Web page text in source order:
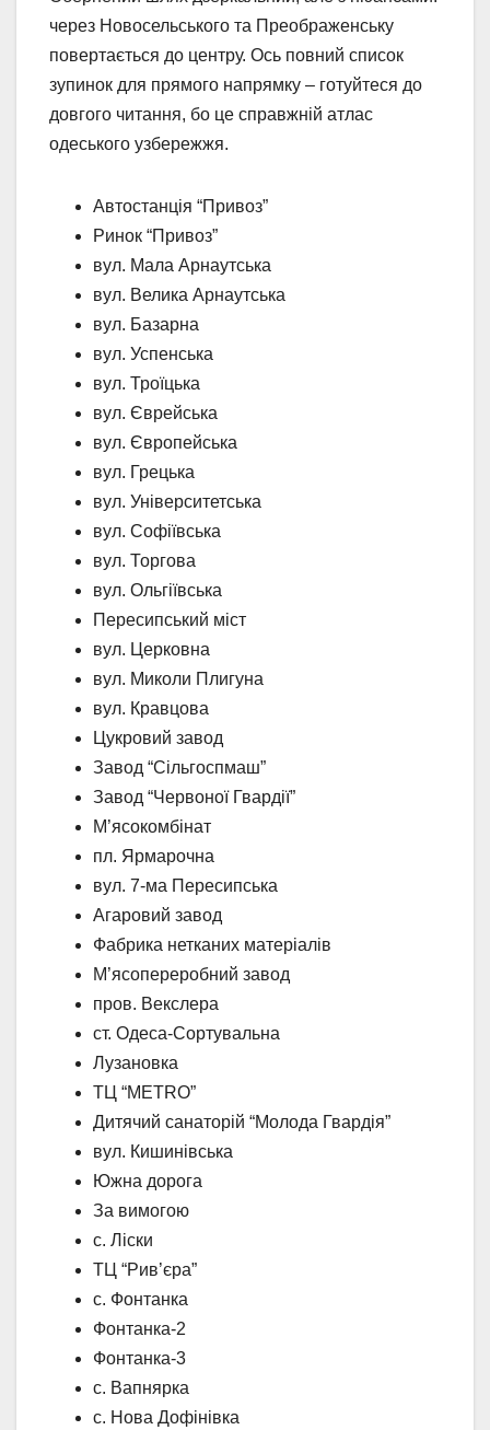
через Новосельського та Преображенську
повертається до центру. Ось повний список
зупинок для прямого напрямку – готуйтеся до
довгого читання, бо це справжній атлас
одеського узбережжя.
Автостанція “Привоз”
Ринок “Привоз”
вул. Мала Арнаутська
вул. Велика Арнаутська
вул. Базарна
вул. Успенська
вул. Троїцька
вул. Єврейська
вул. Європейська
вул. Грецька
вул. Університетська
вул. Софіївська
вул. Торгова
вул. Ольгіївська
Пересипський міст
вул. Церковна
вул. Миколи Плигуна
вул. Кравцова
Цукровий завод
Завод “Сільгоспмаш”
Завод “Червоної Гвардії”
М’ясокомбінат
пл. Ярмарочна
вул. 7-ма Пересипська
Агаровий завод
Фабрика нетканих матеріалів
М’ясопереробний завод
пров. Векслера
ст. Одеса-Сортувальна
Лузановка
ТЦ “METRO”
Дитячий санаторій “Молода Гвардія”
вул. Кишинівська
Южна дорога
За вимогою
с. Ліски
ТЦ “Рив’єра”
с. Фонтанка
Фонтанка-2
Фонтанка-3
с. Вапнярка
с. Нова Дофінівка